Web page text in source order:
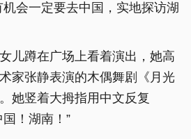
会一定要去中国，实地探访湖
儿蹲在广场上看着演出，她高
家张静表演的木偶舞剧《月光
她竖着大拇指用中文反复
！湖南！”